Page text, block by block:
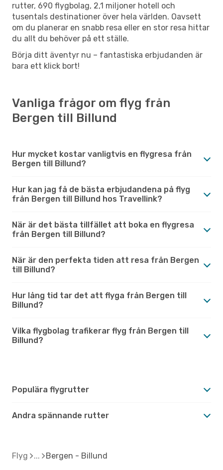
rutter, 690 flygbolag, 2,1 miljoner hotell och
tusentals destinationer över hela världen. Oavsett
om du planerar en snabb resa eller en stor resa hittar
du allt du behöver på ett ställe.
Börja ditt äventyr nu – fantastiska erbjudanden är
bara ett klick bort!
Vanliga frågor om flyg från
Bergen till Billund
Hur mycket kostar vanligtvis en flygresa från
Bergen till Billund?
Hur kan jag få de bästa erbjudandena på flyg
från Bergen till Billund hos Travellink?
När är det bästa tillfället att boka en flygresa
från Bergen till Billund?
När är den perfekta tiden att resa från Bergen
till Billund?
Hur lång tid tar det att flyga från Bergen till
Billund?
Vilka flygbolag trafikerar flyg från Bergen till
Billund?
Populära flygrutter
Andra spännande rutter
Flyg Bergen - Billund